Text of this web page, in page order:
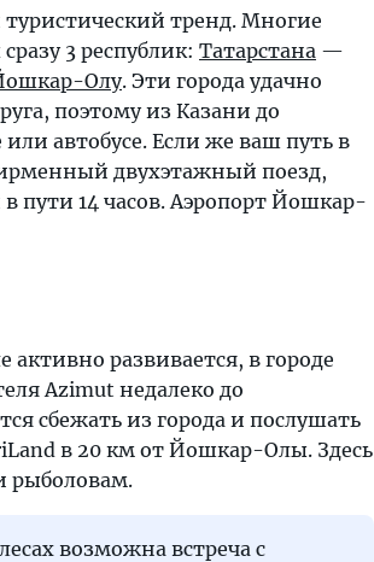
тренд. Многие
3 республик: Татарстана —
Олу. Эти города удачно
поэтому из Казани до
автобусе. Если же ваш путь в
двухэтажный поезд,
в пути 14 часов. Аэропорт Йошкар-
развивается, в городе
Azimut недалеко до
сбежать из города и послушать
в 20 км от Йошкар-Олы. Здесь
рыболовам.
возможна встреча с